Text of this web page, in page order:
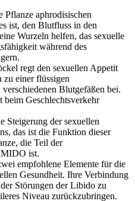
Pflanze aphrodisischen
ist, den Blutfluss in den
Wurzeln helfen, das sexuelle
während des
regt den sexuellen Appetit
zu einer flüssigen
Blutgefäßen bei.
beim Geschlechtsverkehr
Steigerung der sexuellen
das ist die Funktion dieser
die Teil der
ist.
empfohlene Elemente für die
Gesundheit. Ihre Verbindung
Störungen der Libido zu
Niveau zurückzubringen.